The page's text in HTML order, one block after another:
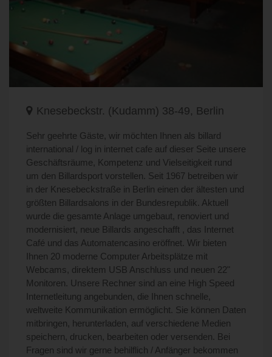
Knesebeckstr. (Kudamm) 38-49, Berlin
Sehr geehrte Gäste, wir möchten Ihnen als billard
international / log in internet cafe auf dieser Seite unsere
Geschäftsräume, Kompetenz und Vielseitigkeit rund
um den Billardsport vorstellen. Seit 1967 betreiben wir
in der Knesebeckstraße in Berlin einen der ältesten und
größten Billardsalons in der Bundesrepublik. Aktuell
wurde die gesamte Anlage umgebaut, renoviert und
modernisiert, neue Billards angeschafft , das Internet
Café und das Automatencasino eröffnet. Wir bieten
Ihnen 20 moderne Computer Arbeitsplätze mit
Webcams, direktem USB Anschluss und neuen 22"
Monitoren. Unsere Rechner sind an eine High Speed
Internetleitung angebunden, die Ihnen schnelle,
weltweite Kommunikation ermöglicht. Sie können Daten
mitbringen, herunterladen, auf verschiedene Medien
speichern, drucken, bearbeiten oder versenden. Bei
Fragen sind wir gerne behilflich / Anfänger bekommen